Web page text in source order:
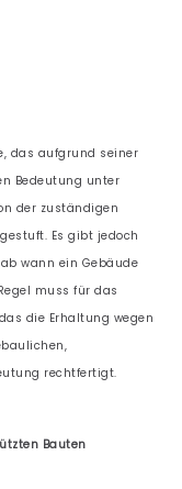
das aufgrund seiner
Bedeutung unter
der zuständigen
Es gibt jedoch
wann ein Gebäude
muss für das
die Erhaltung wegen
rechtfertigt.
Bauten